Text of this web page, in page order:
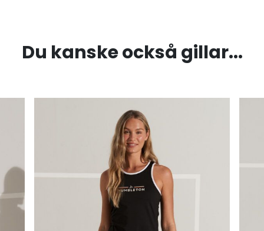
Du kanske också gillar...